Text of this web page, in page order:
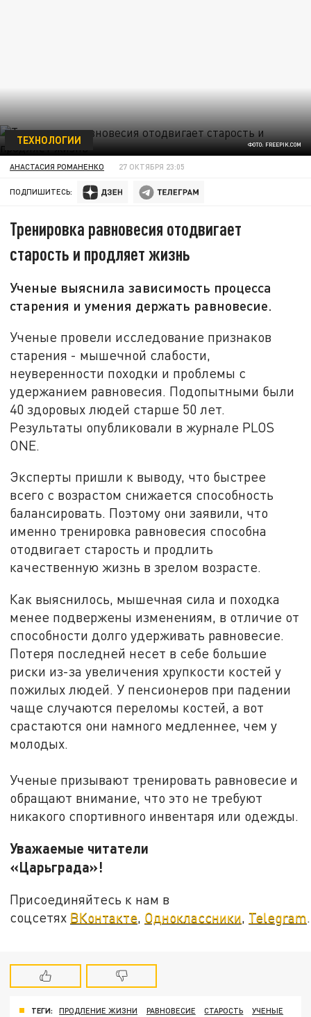
ФОТО: FREEPIK.COM
ТЕХНОЛОГИИ
АНАСТАСИЯ РОМАНЕНКО 27 ОКТЯБРЯ 23:05
ПОДПИШИТЕСЬ:
Тренировка равновесия отодвигает
старость и продляет жизнь
Ученые выяснила зависимость процесса
старения и умения держать равновесие.
Ученые провели исследование признаков
старения - мышечной слабости,
неуверенности походки и проблемы с
удержанием равновесия. Подопытными были
40 здоровых людей старше 50 лет.
Результаты опубликовали в журнале PLOS
ONE.
Эксперты пришли к выводу, что быстрее
всего с возрастом снижается способность
балансировать. Поэтому они заявили, что
именно тренировка равновесия способна
отодвигает старость и продлить
качественную жизнь в зрелом возрасте.
Как выяснилось, мышечная сила и походка
менее подвержены изменениям, в отличие от
способности долго удерживать равновесие.
Потеря последней несет в себе большие
риски из-за увеличения хрупкости костей у
пожилых людей. У пенсионеров при падении
чаще случаются переломы костей, а вот
срастаются они намного медленнее, чем у
молодых.
Ученые призывают тренировать равновесие и
обращают внимание, что это не требуют
никакого спортивного инвентаря или одежды.
Уважаемые читатели
«Царьграда»!
Присоединяйтесь к нам в
соцсетях ВКонтакте Одноклассники Telegram
ТЕГИ: ПРОДЛЕНИЕ ЖИЗНИ РАВНОВЕСИЕ СТАРОСТЬ УЧЕНЫЕ